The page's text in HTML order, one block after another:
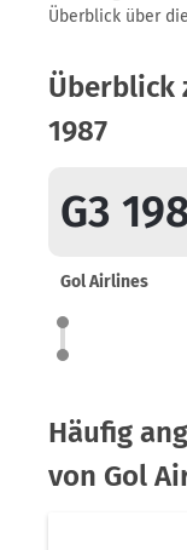
Überblick über
Überblick
1987
G3
Gol Airlines
Häufig
von Gol